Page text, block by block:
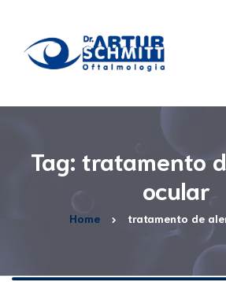
Tag: tratamento
ocular
Home tratamento de